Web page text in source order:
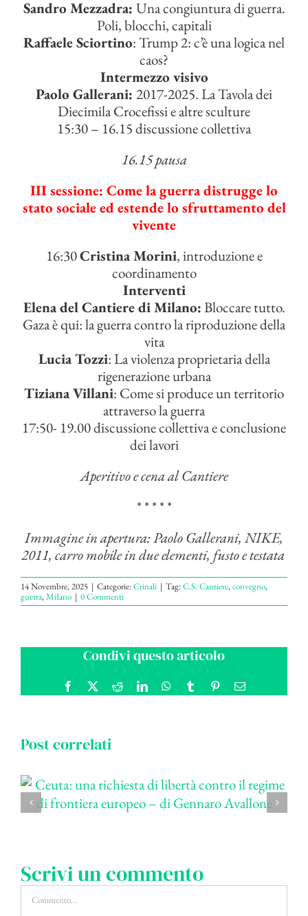
Sandro Mezzadra: Una congiuntura di guerra.
Poli, blocchi, capitali
Raffaele Sciortino: Trump 2: c’è una logica nel
caos?
Intermezzo visivo
Paolo Gallerani: 2017-2025. La Tavola dei
Diecimila Crocefissi e altre sculture
15:30 – 16.15 discussione collettiva
16.15 pausa
III sessione: Come la guerra distrugge lo
stato sociale ed estende lo sfruttamento del
vivente
16:30Cristina Morini, introduzione e
coordinamento
Interventi
Elena del Cantiere di Milano:Bloccare tutto.
Gaza è qui: la guerra contro la riproduzione della
vita
Lucia Tozzi: La violenza proprietaria della
rigenerazione urbana
Tiziana Villani: Come si produce un territorio
attraverso la guerra
17:50- 19.00 discussione collettiva e conclusione
dei lavori
Aperitivo e cena al Cantiere
* * * * *
Immagine in apertura:Paolo Gallerani, NIKE,
2011, carro mobile in due elementi, fusto e testata
14 Novembre, 2025 | Categorie:Crinali | Tag:C.S. Cantiere,convegno,
guerra,MiIano | 0 Commenti
Condivi questo articolo
Facebook RedditLinkedInWhatsApp
Tumblr PinterestEmail
Post correlati
Scrivi un commento
Commento